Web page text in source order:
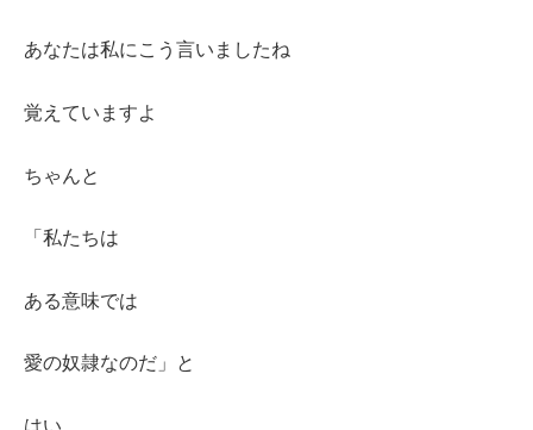
あなたは私にこう言いましたね
覚えていますよ
ちゃんと
「私たちは
ある意味では
愛の奴隷なのだ」と
はい